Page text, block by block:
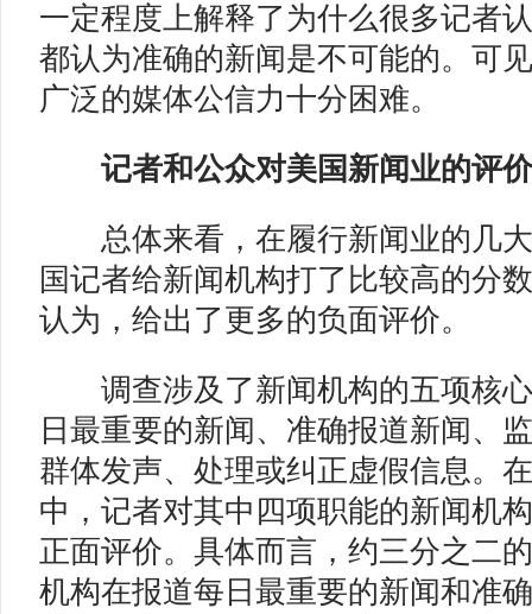
一定程度上解释了为什么很多记者
都认为准确的新闻是不可能的。可
广泛的媒体公信力十分困难。
记者和公众对美国新闻业的评
总体来看，在履行新闻业的几大
国记者给新闻机构打了比较高的分
认为，给出了更多的负面评价。
调查涉及了新闻机构的五项核心
日最重要的新闻、准确报道新闻、
群体发声、处理或纠正虚假信息。
中，记者对其中四项职能的新闻机
正面评价。具体而言，约三分之二
机构在报道每日最重要的新闻和准